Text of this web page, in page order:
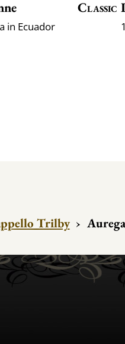
in Ecuador
Classic
Trilby ›